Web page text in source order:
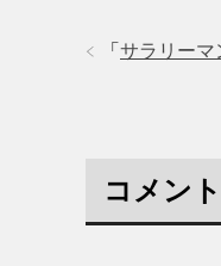
「 サラリーマ
コメン